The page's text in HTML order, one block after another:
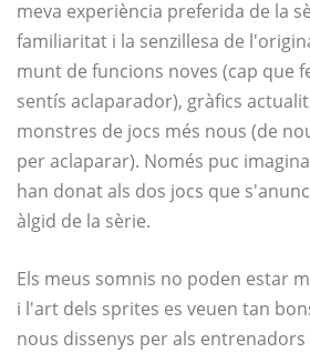
meva experiència preferida de la
familiaritat i la senzillesa de
munt de funcions noves (cap que
sentís aclaparador), gràfics
monstres de jocs més nous (de
per aclaparar). Només puc
han donat als dos jocs que
àlgid de la sèrie.
Els meus somnis no poden estar
i l'art dels sprites es veuen tan
nous dissenys per als entrenadors